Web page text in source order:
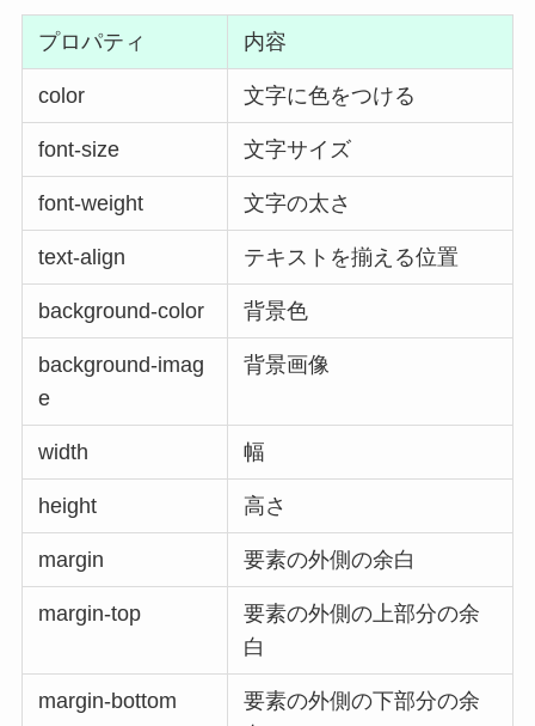
プロパティ 内容
color 文字に色をつける
font-size 文字サイズ
font-weight 文字の太さ
text-align テキストを揃える位置
background-color 背景色
background-imag
e
背景画像
width 幅
height 高さ
margin 要素の外側の余白
margin-top
要素の外側の上部分の余
白
margin-bottom
要素の外側の下部分の余